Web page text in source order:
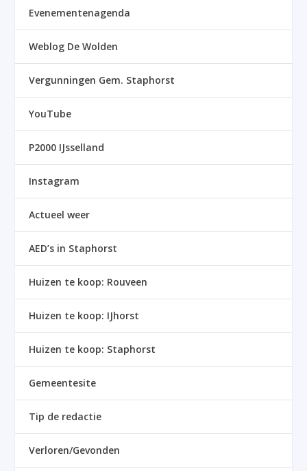
Evenementenagenda
Weblog De Wolden
Vergunningen Gem. Staphorst
YouTube
P2000 IJsselland
Instagram
Actueel weer
AED’s in Staphorst
Huizen te koop: Rouveen
Huizen te koop: IJhorst
Huizen te koop: Staphorst
Gemeentesite
Tip de redactie
Verloren/Gevonden